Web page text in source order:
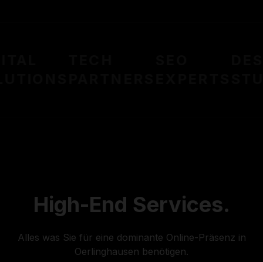
High-End Services.
Alles was Sie für eine dominante Online-Präsenz in
Oerlinghausen benötigen.